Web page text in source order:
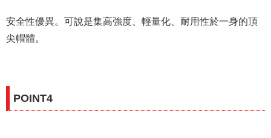
安全性優異。 可說是集高強度、輕量化、耐用性於一身的頂
尖帽體。
POINT4